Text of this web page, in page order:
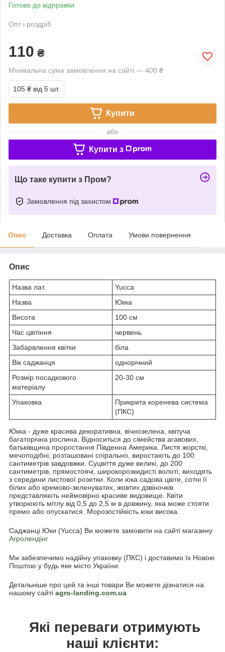
Готово до відправки
Опт і роздріб
110 ₴
Мінімальна сума замовлення на сайті — 400 ₴
105 ₴ від 5 шт.
Купити
або
Купити з
Що таке купити з Пром?
Замовлення під захистом
Опис Доставка Оплата Умови повернення
Опис
Назва лат.
Yucca
Назва
Юкка
Висота
100 см
Час цвітіння
червень
Забарвлення квітки
біла
Вік саджанця
однорічний
Розмір посадкового
матеріалу
20-30 см
Упаковка
Прикрита коренева система
(ПКС)
Юкка - дуже красива декоративна, вічнозелена, квітуча
багаторічна рослина. Відноситься до сімейства агавових,
батьківщина проростання Південна Америка. Листя жорсткі,
мечоподібні, розташовані спірально, виростають до 100
сантиметрів завдовжки. Суцвіття дуже великі, до 200
сантиметрів, прямостоячі, широкорозкидисті волоті, виходять
з середини листової розетки. Коли юка садова цвіте, сотні її
білих або кремово-зеленуватих, жовтих дзвіночків
представляють неймовірно красиве видовище. Квіти
утворюють мітлу від 0,5 до 2,5 м в довжину, яка може стояти
прямо або опускатися. Морозостійкість юки висока.
Саджанці Юки (Yucca) Ви можете замовити на сайті магазину
Агролендінг
Ми забезпечимо надійну упаковку (ПКС) і доставимо їх Новою
Поштою у будь яке місто України.
Детальніше про цей та інші товари Ви можете дізнатися на
нашому сайті agro-landing.com.ua
Які переваги отримують
наші клієнти: